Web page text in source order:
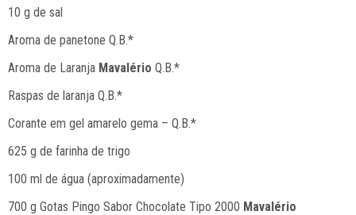
10 g de sal
Aroma de panetone Q.B.*
Aroma de Laranja Mavalério Q.B.*
Raspas de laranja Q.B.*
Corante em gel amarelo gema – Q.B.*
625 g de farinha de trigo
100 ml de água (aproximadamente)
700 g Gotas Pingo Sabor Chocolate Tipo 2000 Mavalério